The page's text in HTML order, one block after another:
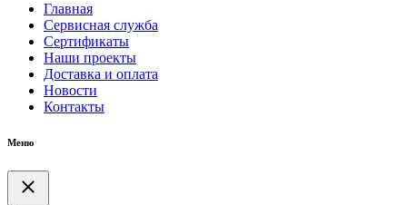
Главная
Сервисная служба
Сертификаты
Наши проекты
Доставка и оплата
Новости
Контакты
Меню